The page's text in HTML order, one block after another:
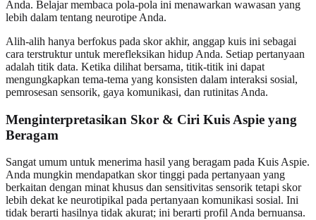
Anda. Belajar membaca pola-pola ini menawarkan wawasan yang
lebih dalam tentang neurotipe Anda.
Alih-alih hanya berfokus pada skor akhir, anggap kuis ini sebagai
cara terstruktur untuk merefleksikan hidup Anda. Setiap pertanyaan
adalah titik data. Ketika dilihat bersama, titik-titik ini dapat
mengungkapkan tema-tema yang konsisten dalam interaksi sosial,
pemrosesan sensorik, gaya komunikasi, dan rutinitas Anda.
Menginterpretasikan Skor & Ciri Kuis Aspie yang
Beragam
Sangat umum untuk menerima hasil yang beragam pada Kuis Aspie.
Anda mungkin mendapatkan skor tinggi pada pertanyaan yang
berkaitan dengan minat khusus dan sensitivitas sensorik tetapi skor
lebih dekat ke neurotipikal pada pertanyaan komunikasi sosial. Ini
tidak berarti hasilnya tidak akurat; ini berarti profil Anda bernuansa.